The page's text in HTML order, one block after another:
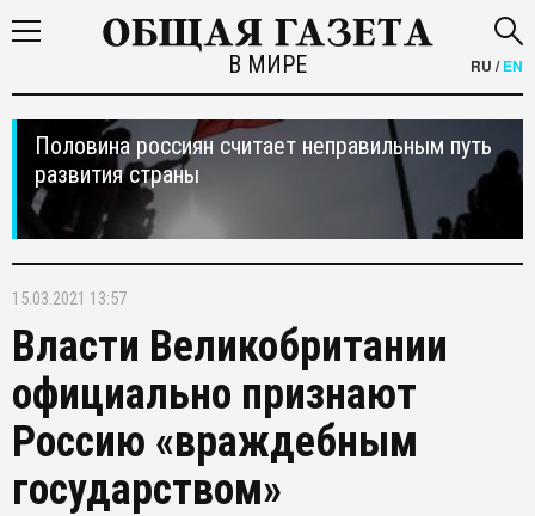
В МИРЕ RU /EN
Половина россиян считает неправильным путь
развития страны
15.03.2021 13:57
Власти Великобритании
официально признают
Россию «враждебным
государством»